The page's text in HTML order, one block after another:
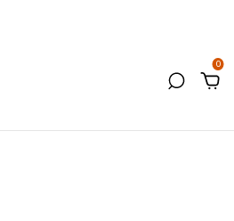
0